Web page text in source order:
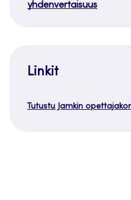
yhdenvertaisuus
Linkit
Tutustu Jamkin